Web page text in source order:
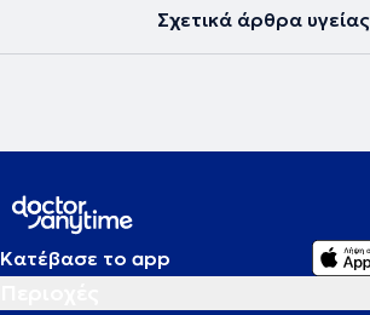
Σχετικά άρθρα υγείας
Κατέβασε το app